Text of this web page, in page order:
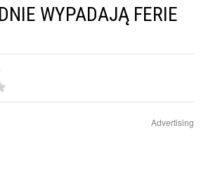
ferie zimowe?
WYPADAJĄ FERIE
Advertising